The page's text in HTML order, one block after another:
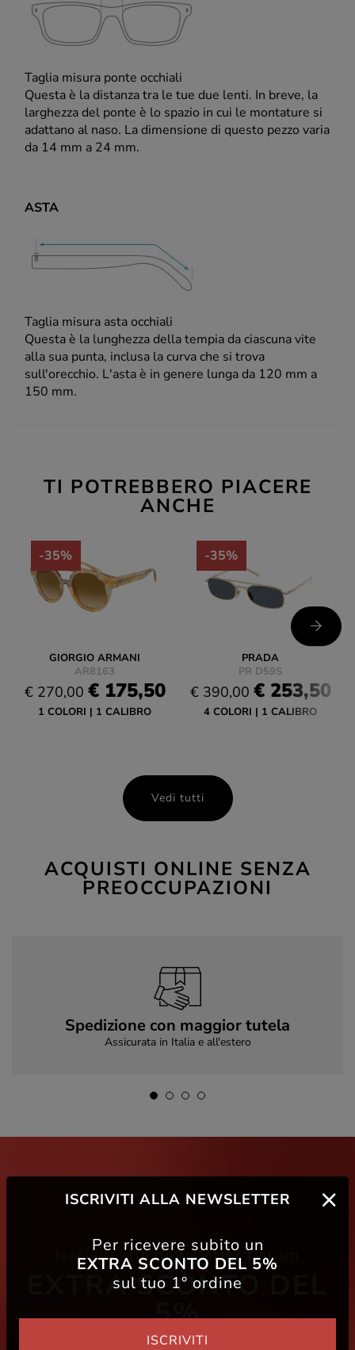
Taglia misura ponte occhiali
Questa è la distanza tra le tue due lenti. In breve, la
larghezza del ponte è lo spazio in cui le montature si
adattano al naso. La dimensione di questo pezzo varia
da 14 mm a 24 mm.
ASTA
Taglia misura asta occhiali
Questa è la lunghezza della tempia da ciascuna vite
alla sua punta, inclusa la curva che si trova
sull'orecchio. L'asta è in genere lunga da 120 mm a
150 mm.
TI POTREBBERO PIACERE
ANCHE
-35%
GIORGIO ARMANI
AR8163
€ 270,00 € 175,50
1 COLORI 1 CALIBRO
-35%
PRADA
PR D59S
€ 390,00 € 253,50
4 COLORI 1 CALIBRO
Vedi tutti
ACQUISTI ONLINE SENZA
PREOCCUPAZIONI
Spedizione con maggior tutela
Assicurata in Italia e all'estero
Iscriviti alla newsletter per un
EXTRA SCONTO DEL
5%
ISCRIVITI ALLA NEWSLETTER
Per ricevere subito un
EXTRA SCONTO DEL 5%
sul tuo 1° ordine
ISCRIVITI